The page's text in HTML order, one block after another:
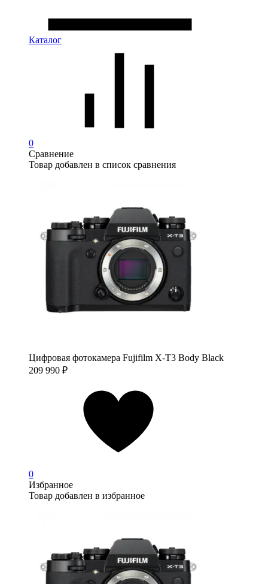
Каталог
0
Сравнение
Товар добавлен в список сравнения
Цифровая фотокамера Fujifilm X-T3 Body Black
209 990 ₽
0
Избранное
Товар добавлен в избранное